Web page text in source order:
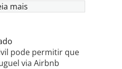
mais
pode permitir que
via Airbnb